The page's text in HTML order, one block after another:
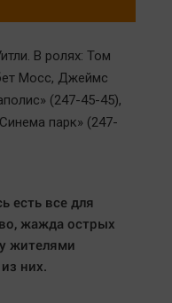
В ролях: Том
Мосс, Джеймс
(247-45-45),
парк» (247-
есть все для
жажда острых
жителями
них.